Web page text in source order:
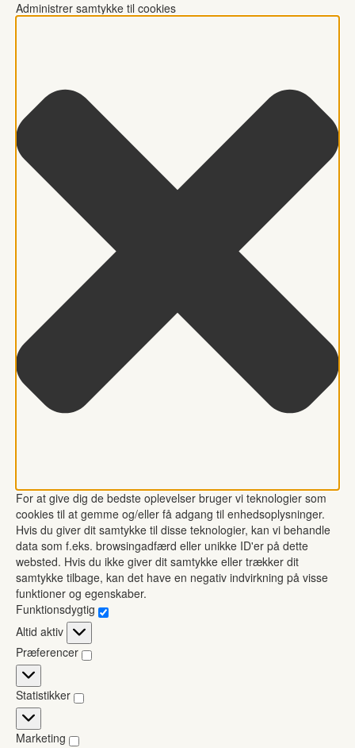
Administrer samtykke til cookies
For at give dig de bedste oplevelser bruger vi teknologier som
cookies til at gemme og/eller få adgang til enhedsoplysninger.
Hvis du giver dit samtykke til disse teknologier, kan vi behandle
data som f.eks. browsingadfærd eller unikke ID'er på dette
websted. Hvis du ikke giver dit samtykke eller trækker dit
samtykke tilbage, kan det have en negativ indvirkning på visse
funktioner og egenskaber.
Funktionsdygtig
Funktionsdygtig
Altid aktiv
Præferencer
Præferencer
Statistikker
Statistikker
Marketing